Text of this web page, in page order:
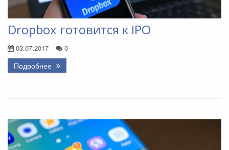
Dropbox готовится к IPO
03.07.2017 0
Подробнее